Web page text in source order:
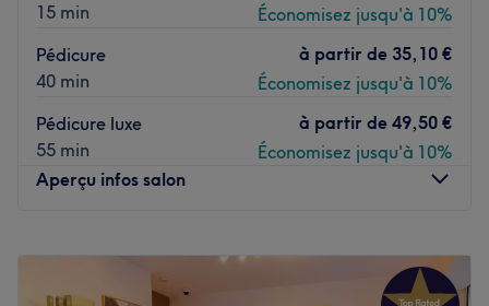
avec précision.
Nos coups de cœur :
L’atmosphère : Un cadre élégant et apaisant, idéal pour
Les spécialités de l’établissement : Épilations, beauté des
mains, pédicures, ongles en gel et maquillages
permanents réalisés avec savoir-faire pour sublimer
15 min
Économisez jusqu'à 10%
Pédicure
40 min
à partir de 35,10 €
Économisez jusqu'à 10%
Pédicure luxe
55 min
à partir de 49,50 €
Économisez jusqu'à 10%
Aperçu infos salon
19:00
Mercredi
19:00